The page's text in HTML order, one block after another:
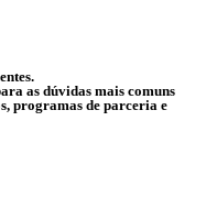
as dúvidas mais comuns
programas de parceria e